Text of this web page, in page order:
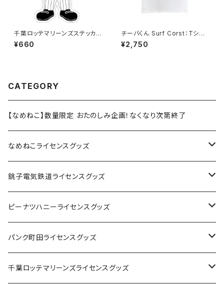
千葉ロッテマリーンズステッカー
13（大）
¥660
チーバくん Surf Corst：Tシャ
ツ（White）
¥2,750
CATEGORY
【なめねこ】数量限定 おたのしみ企画！なくなり次第終了
なめねこライセンスグッズ
Tシャツ
キャップ
ステッカー
缶バッジ
銚子電気鉄道ライセンスグッズ
ステッカー
缶バッジ
アクリルキーホルダー
ピーナツハニーライセンスグッズ
Tシャツ
キャップ
パンク町田ライセンスグッズ
Tシャツ
千葉ロッテマリーンズライセンスグッズ